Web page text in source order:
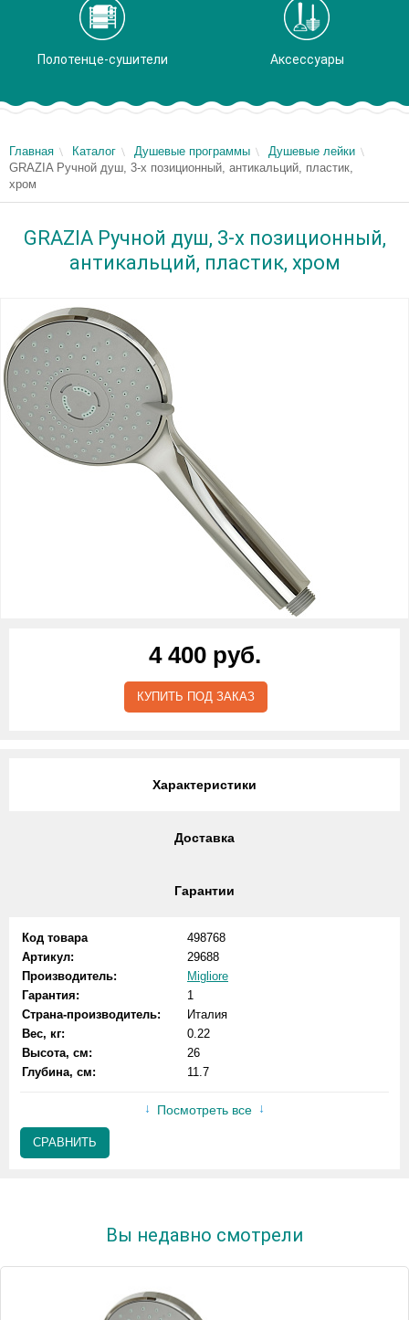
Полотенце-сушители Аксессуары
Главная Каталог Душевые программы
Душевые лейки
GRAZIA Ручной душ, 3-х позиционный, антикальций, пластик,
хром
GRAZIA Ручной душ, 3-х позиционный,
антикальций, пластик, хром
4 400 руб.
КУПИТЬ ПОД ЗАКАЗ
Характеристики
Доставка
Гарантии
Код товара
498768
Артикул:
29688
Производитель:
Migliore
Гарантия:
1
Страна-производитель:
Италия
Вес, кг:
0.22
Высота, см:
26
Глубина, см:
11.7
Посмотреть все
СРАВНИТЬ
Вы недавно смотрели